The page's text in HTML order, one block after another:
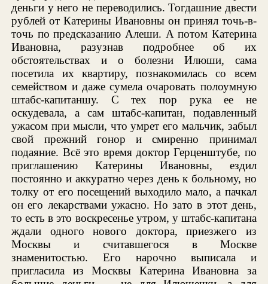
деньги у него не переводились. Тогдашние двести
рублей от Катерины Ивановны он принял точь-в-
точь по предсказанию Алеши. А потом Катерина
Ивановна, разузнав подробнее об их
обстоятельствах и о болезни Илюши, сама
посетила их квартиру, познакомилась со всем
семейством и даже сумела очаровать полоумную
штабс-капитаншу. С тех пор рука ее не
оскудевала, а сам штабс-капитан, подавленный
ужасом при мысли, что умрет его мальчик, забыл
свой прежний гонор и смиренно принимал
подаяние. Всё это время доктор Герценштубе, по
приглашению Катерины Ивановны, ездил
постоянно и аккуратно через день к больному, но
толку от его посещений выходило мало, а пачкал
он его лекарствами ужасно. Но зато в этот день,
то есть в это воскресенье утром, у штабс-капитана
ждали одного нового доктора, приезжего из
Москвы и считавшегося в Москве
знаменитостью. Его нарочно выписала и
пригласила из Москвы Катерина Ивановна за